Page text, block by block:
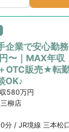
企業で安心勤務
〜｜MAX年収
OTC販売★転
OK♪
580万円
柳店
分 / JR境線 三本松